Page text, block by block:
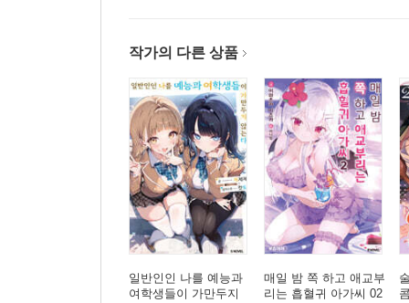
작가의 다른 상품
일반인인 나를 예능과
여학생들이 가만두지
매일 밤 쪽 하고 애교부
리는 흡혈귀 아가씨 02